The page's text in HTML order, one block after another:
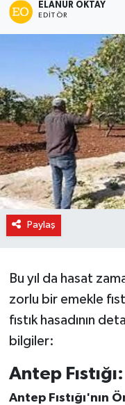
ELANUR OKTAY
EDITÖR
Paylaş
Bu yıl da hasat
zorlu bir emekle
fıstık hasadının
bilgiler:
Antep
Antep Fıstığı'nın
Haber Arşivi